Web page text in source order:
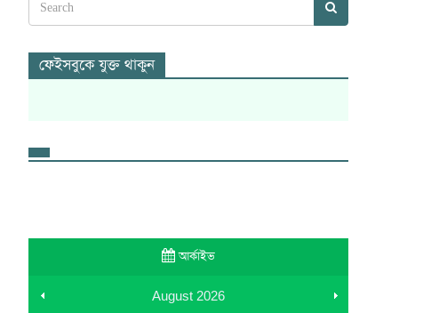
ফেইসবুকে যুক্ত থাকুন
আর্কাইভ
August 2026